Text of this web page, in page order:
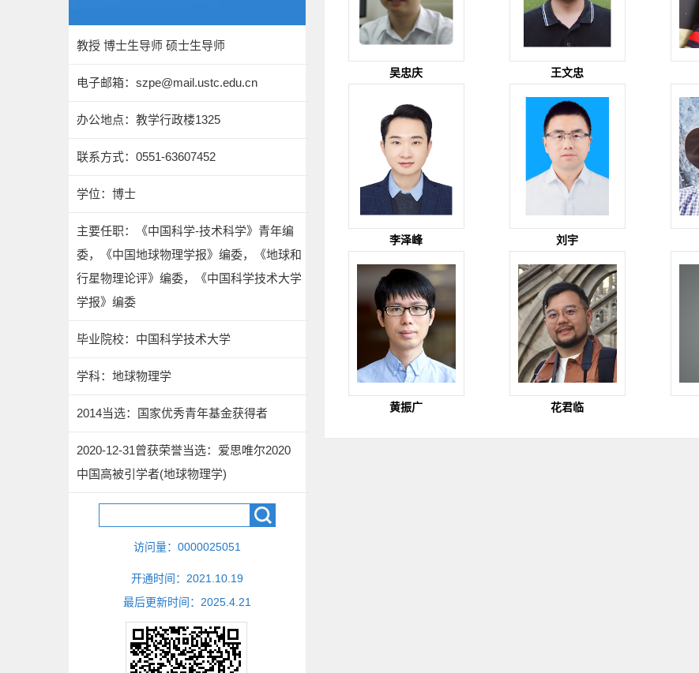
教授 博士生导师 硕士生导师
电子邮箱： szpe@mail.ustc.edu.cn
办公地点：教学行政楼1325
联系方式：0551-63607452
学位：博士
主要任职：《中国科学-技术科学》青年编
委，《中国地球物理学报》编委，《地球和
行星物理论评》编委，《中国科学技术大学
学报》编委
毕业院校：中国科学技术大学
学科：地球物理学
2014当选：国家优秀青年基金获得者
2020-12-31曾获荣誉当选：爱思唯尔2020
中国高被引学者(地球物理学)
访问量： 0000025051
开通时间： 2021 10 19
最后更新时间： 2025 4 21
吴忠庆 王文忠
李泽峰 刘宇
黄振广 花君临